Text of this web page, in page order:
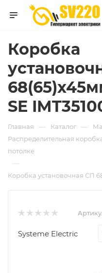
Коробка
SE
Главная — Каталог —
Распределительная
потолке
—
Коробка установочная СП
Systeme Electric